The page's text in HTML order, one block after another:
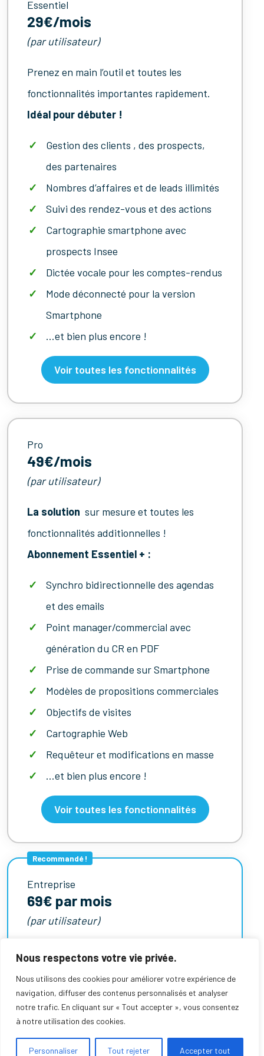
Nous respectons votre vie privée.
Nous utilisons des cookies pour améliorer votre expérience de
navigation, diffuser des contenus personnalisés et analyser
notre trafic. En cliquant sur « Tout accepter », vous consentez
à notre utilisation des cookies.
Personnaliser Tout rejeter Accepter tout
Essentiel
29€/mois
(par utilisateur)
Prenez en main l’outil et toutes les
fonctionnalités importantes rapidement.
Idéal pour débuter !
Gestion des clients , des prospects,
des partenaires
Nombres d’affaires et de leads illimités
Suivi des rendez-vous et des actions
Cartographie smartphone avec
prospects Insee
Dictée vocale pour les comptes-rendus
Mode déconnecté pour la version
Smartphone
…et bien plus encore !
Voir toutes les fonctionnalités
Pro
49€/mois
(par utilisateur)
La solution sur mesure et toutes les
fonctionnalités additionnelles !
Abonnement Essentiel + :
Synchro bidirectionnelle des agendas
et des emails
Point manager/commercial avec
génération du CR en PDF
Prise de commande sur Smartphone
Modèles de propositions commerciales
Objectifs de visites
Cartographie Web
Requêteur et modifications en masse
…et bien plus encore !
Voir toutes les fonctionnalités
Recommandé !
Entreprise
69€ par mois
(par utilisateur)
La version complète pour les entreprises.
Abonnement Pro +
Interfaces avec votre ERP et vos